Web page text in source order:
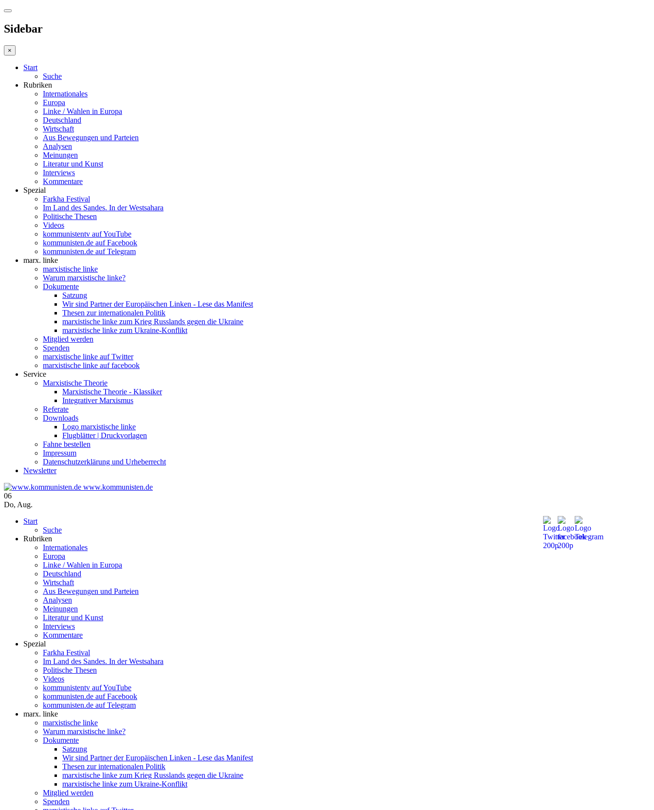
Sidebar
×
Start
Suche
Rubriken
Internationales
Europa
Linke / Wahlen in Europa
Deutschland
Wirtschaft
Aus Bewegungen und Parteien
Analysen
Meinungen
Literatur und Kunst
Interviews
Kommentare
Spezial
Farkha Festival
Im Land des Sandes. In der Westsahara
Politische Thesen
Videos
kommunistentv auf YouTube
kommunisten.de auf Facebook
kommunisten.de auf Telegram
marx. linke
marxistische linke
Warum marxistische linke?
Dokumente
Satzung
Wir sind Partner der Europäischen Linken - Lese das Manifest
Thesen zur internationalen Politik
marxistische linke zum Krieg Russlands gegen die Ukraine
marxistische linke zum Ukraine-Konflikt
Mitglied werden
Spenden
marxistische linke auf Twitter
marxistische linke auf facebook
Service
Marxistische Theorie
Marxistische Theorie - Klassiker
Integrativer Marxismus
Referate
Downloads
Logo marxistische linke
Flugblätter | Druckvorlagen
Fahne bestellen
Impressum
Datenschutzerklärung und Urheberrecht
Newsletter
www.kommunisten.de
06
Do, Aug.
Start
Suche
Rubriken
Internationales
Europa
Linke / Wahlen in Europa
Deutschland
Wirtschaft
Aus Bewegungen und Parteien
Analysen
Meinungen
Literatur und Kunst
Interviews
Kommentare
Spezial
Farkha Festival
Im Land des Sandes. In der Westsahara
Politische Thesen
Videos
kommunistentv auf YouTube
kommunisten.de auf Facebook
kommunisten.de auf Telegram
marx. linke
marxistische linke
Warum marxistische linke?
Dokumente
Satzung
Wir sind Partner der Europäischen Linken - Lese das Manifest
Thesen zur internationalen Politik
marxistische linke zum Krieg Russlands gegen die Ukraine
marxistische linke zum Ukraine-Konflikt
Mitglied werden
Spenden